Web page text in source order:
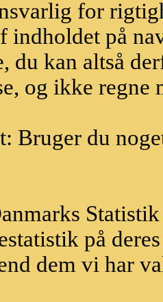
for
indholdet på
du kan altså
og ikke regne
Bruger du
på
dem vi har